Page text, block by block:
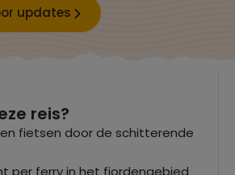
updates
reis?
fietsen door de schitterende
per ferry in het fjordengebied